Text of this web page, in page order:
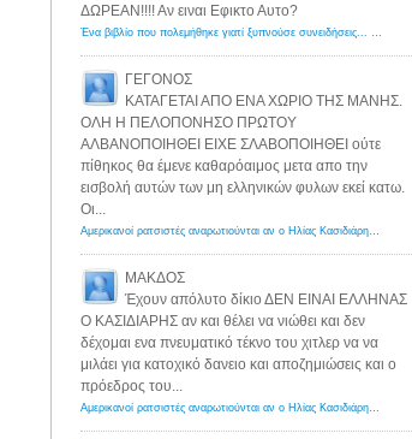
ΔΩΡΕΑΝ!!!! Αν ειναι Εφικτο Αυτο?
Ένα βιβλίο που πολεμήθηκε γιατί ξυπνούσε συνειδήσεις... - Λόγιος Ερμής | Η γνώση ξεκινάει με την αναζήτηση...
ΓΕΓΟΝΟΣ
ΚΑΤΑΓΕΤΑΙ ΑΠΟ ΕΝΑ ΧΩΡΙΟ ΤΗΣ ΜΑΝΗΣ.
ΟΛΗ Η ΠΕΛΟΠΟΝΗΣΟ ΠΡΩΤΟΥ
ΑΛΒΑΝΟΠΟΙΗΘΕΙ ΕΙΧΕ ΣΛΑΒΟΠΟΙΗΘΕΙ ούτε
πίθηκος θα έμενε καθαρόαιμος μετα απο την
εισβολή αυτών των μη ελληνικών φυλων εκεί κατω.
Οι...
Αμερικανοί ρατσιστές αναρωτιούνται αν ο Ηλίας Κασιδιάρης ανήκει στη λευκή φυλή... - Λόγιος Ερμής
ΜΑΚΔΟΣ
Έχουν απόλυτο δίκιο ΔΕΝ ΕΙΝΑΙ ΕΛΛΗΝΑΣ
Ο ΚΑΣΙΔΙΑΡΗΣ αν και θέλει να νιώθει και δεν
δέχομαι ενα πνευματικό τέκνο του χιτλερ να να
μιλάει για κατοχικό δανειο και αποζημιώσεις και ο
πρόεδρος του...
Αμερικανοί ρατσιστές αναρωτιούνται αν ο Ηλίας Κασιδιάρης ανήκει στη λευκή φυλή... - Λόγιος Ερμής